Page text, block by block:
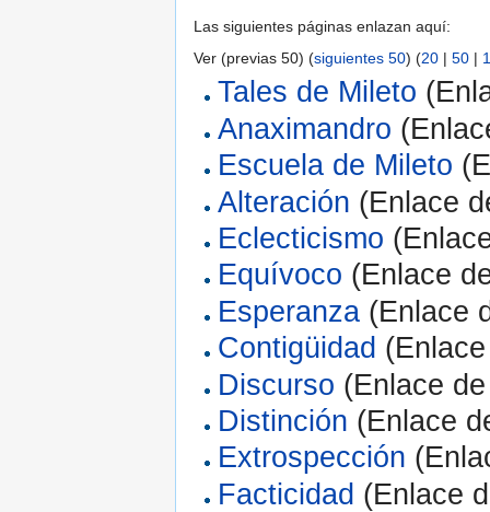
Las siguientes páginas enlazan aquí:
Ver (previas 50) (siguientes 50) (20 | 50 |
Tales de Mileto
Anaximandro
Escuela de Mileto
Alteración (Enlace
Eclecticismo
Equívoco (Enlace
Esperanza (Enlace
Contigüidad
Discurso (Enlace
Distinción (Enlace
Extrospección
Facticidad (Enlace